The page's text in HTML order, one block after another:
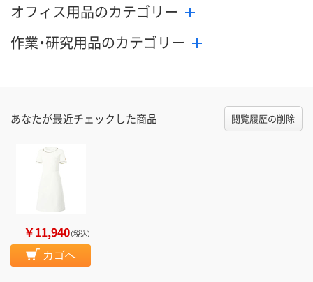
オフィス用品のカテゴリー
作業・研究用品のカテゴリー
あなたが最近チェックした商品 閲覧履歴の削除
￥11,940（税込）
カゴへ